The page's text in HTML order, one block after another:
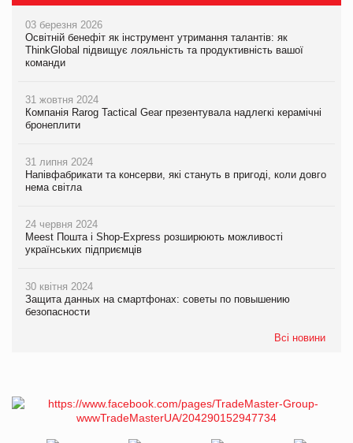
03 березня 2026
Освітній бенефіт як інструмент утримання талантів: як
ThinkGlobal підвищує лояльність та продуктивність вашої
команди
31 жовтня 2024
Компанія Rarog Tactical Gear презентувала надлегкі керамічні
бронеплити
31 липня 2024
Напівфабрикати та консерви, які стануть в пригоді, коли довго
нема світла
24 червня 2024
Meest Пошта і Shop-Express розширюють можливості
українських підприємців
30 квітня 2024
Защита данных на смартфонах: советы по повышению
безопасности
Всі новини